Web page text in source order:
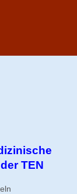
TEN